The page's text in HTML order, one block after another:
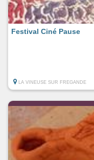
Festival Ciné Pause
LA VINEUSE SUR FREGANDE